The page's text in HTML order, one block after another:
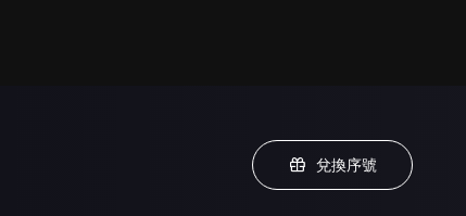
兌換序號